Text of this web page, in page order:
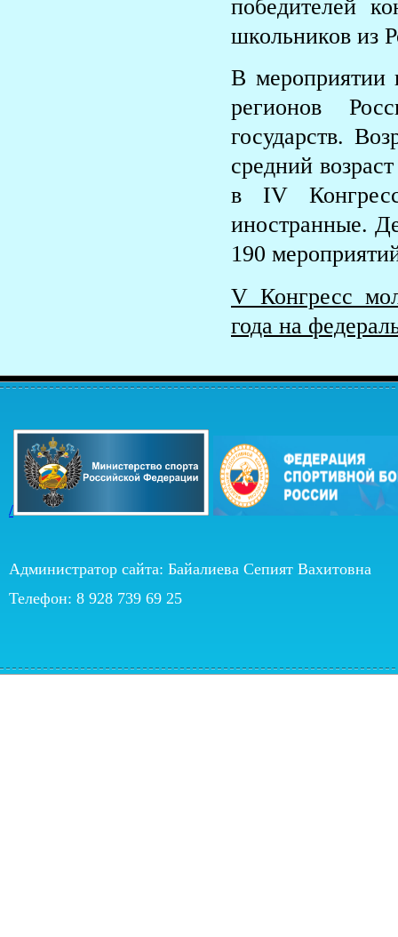
победителей
школьников из
В мероприятии
регионов
государств.
средний
в IV
иностранные.
190
V Конгресс
года на
/
Администратор сайта: Байалиева Сепият Вахитовна
Телефон: 8 928 739 69 25